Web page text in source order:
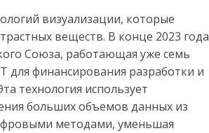
визуализации, которые
веществ. В конце 2023 года
Союза, работающая уже семь
для финансирования разработки и
технология использует
больших объемов данных из
методами, уменьшая